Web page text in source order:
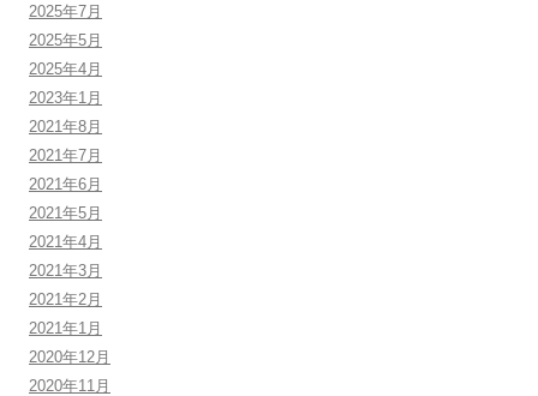
2025年7月
2025年5月
2025年4月
2023年1月
2021年8月
2021年7月
2021年6月
2021年5月
2021年4月
2021年3月
2021年2月
2021年1月
2020年12月
2020年11月